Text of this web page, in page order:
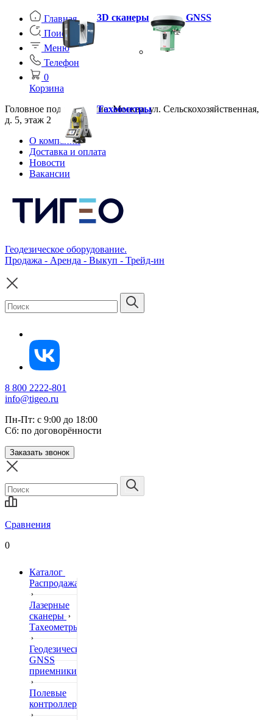
Главная
Поиск
Меню
Телефон
0
Корзина
Головное подразделение: Москва, ул. Сельскохозяйственная,
д. 5, этаж 2
О компании
Доставка и оплата
Новости
Вакансии
Геодезическое оборудование.
Продажа - Аренда - Выкуп - Трейд-ин
8 800 2222-801
info@tigeo.ru
Пн-Пт: с 9:00 до 18:00
Сб: по договорённости
Заказать звонок
Сравнения
0
Каталог
Распродажа
Лазерные
сканеры
Тахеометры
Геодезические
GNSS
приемники
Полевые
контроллеры
3D сканеры GNSS
Тахеометры